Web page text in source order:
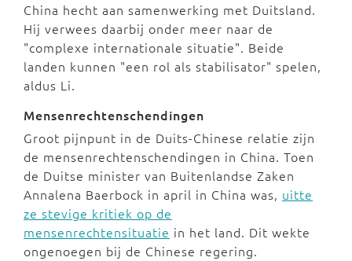
China hecht aan samenwerking met Duitsland.
Hij verwees daarbij onder meer naar de
"complexe internationale situatie". Beide
landen kunnen "een rol als stabilisator" spelen,
aldus Li.
Mensenrechtenschendingen
Groot pijnpunt in de Duits-Chinese relatie zijn
de mensenrechtenschendingen in China. Toen
de Duitse minister van Buitenlandse Zaken
Annalena Baerbock in april in China was, uitte
ze stevige kritiek op de
mensenrechtensituatie in het land. Dit wekte
ongenoegen bij de Chinese regering.